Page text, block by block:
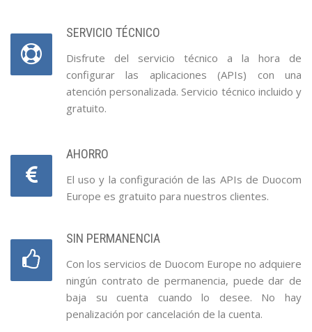
SERVICIO TÉCNICO
Disfrute del servicio técnico a la hora de
configurar las aplicaciones (APIs) con una
atención personalizada. Servicio técnico incluido y
gratuito.
AHORRO
El uso y la configuración de las APIs de Duocom
Europe es gratuito para nuestros clientes.
SIN PERMANENCIA
Con los servicios de Duocom Europe no adquiere
ningún contrato de permanencia, puede dar de
baja su cuenta cuando lo desee. No hay
penalización por cancelación de la cuenta.